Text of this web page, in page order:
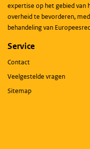
expertise op het gebied van
overheid te bevorderen,
behandeling van
Service
Contact
Veelgestelde vragen
Sitemap